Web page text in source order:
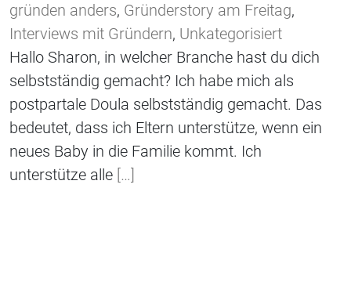
gründen anders, Gründerstory am Freitag,
Interviews mit Gründern, Unkategorisiert
Hallo Sharon, in welcher Branche hast du dich
selbstständig gemacht? Ich habe mich als
postpartale Doula selbstständig gemacht. Das
bedeutet, dass ich Eltern unterstütze, wenn ein
neues Baby in die Familie kommt. Ich
unterstütze alle […]